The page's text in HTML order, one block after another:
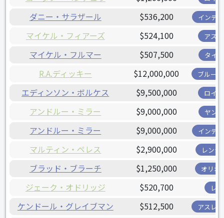
ダニー・サラザール $536,200 インデ
マイケル・フィアーズ $524,100 アス
マイケル・フルマー $507,500 タイ
R.A.ディッキー $12,000,000 ブルー
エディンソン・ボルケス $9,500,000 ロイ
アンドルー・ミラー $9,000,000 ヤン
アンドルー・ミラー $9,000,000 インデ
マルティン・ペレス $2,900,000 レンジ
ブラッド・ブラーチ $1,250,000 オリオ
ジェーク・オドリッジ $520,700 レ
ケンドール・グレイブマン $512,500 アスレ